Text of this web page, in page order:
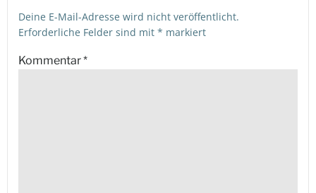
Deine E-Mail-Adresse wird nicht veröffentlicht.
Erforderliche Felder sind mit * markiert
Kommentar*